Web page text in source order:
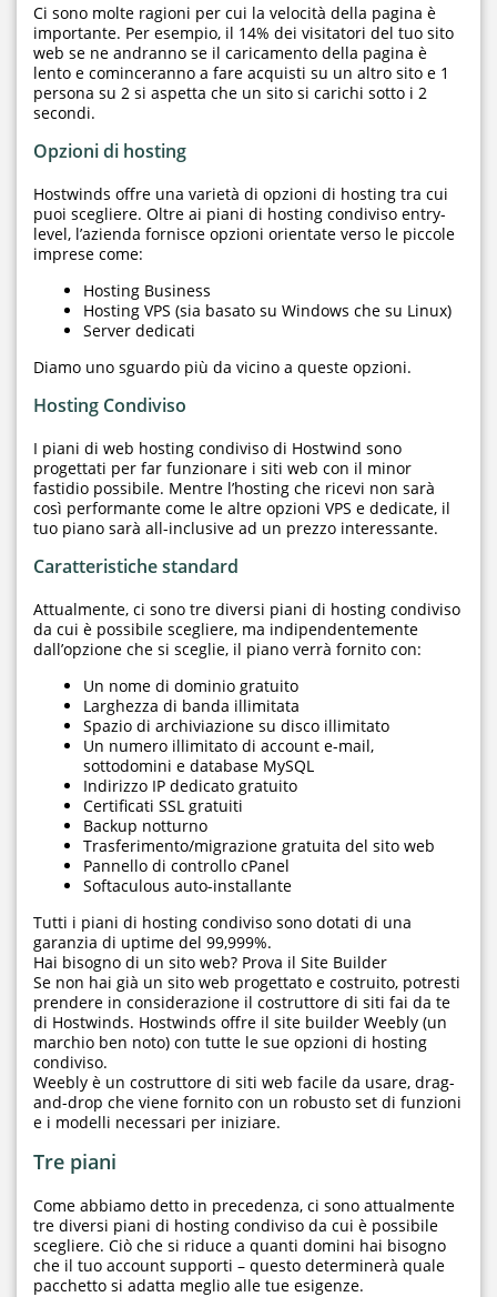
Ci sono molte ragioni per cui la velocità della pagina è
importante. Per esempio, il 14% dei visitatori del tuo sito
web se ne andranno se il caricamento della pagina è
lento e cominceranno a fare acquisti su un altro sito e 1
persona su 2 si aspetta che un sito si carichi sotto i 2
secondi.
Opzioni di hosting
Hostwinds offre una varietà di opzioni di hosting tra cui
puoi scegliere. Oltre ai piani di hosting condiviso entry-
level, l’azienda fornisce opzioni orientate verso le piccole
imprese come:
Hosting Business
Hosting VPS (sia basato su Windows che su Linux)
Server dedicati
Diamo uno sguardo più da vicino a queste opzioni.
Hosting Condiviso
I piani di web hosting condiviso di Hostwind sono
progettati per far funzionare i siti web con il minor
fastidio possibile. Mentre l’hosting che ricevi non sarà
così performante come le altre opzioni VPS e dedicate, il
tuo piano sarà all-inclusive ad un prezzo interessante.
Caratteristiche standard
Attualmente, ci sono tre diversi piani di hosting condiviso
da cui è possibile scegliere, ma indipendentemente
dall’opzione che si sceglie, il piano verrà fornito con:
Un nome di dominio gratuito
Larghezza di banda illimitata
Spazio di archiviazione su disco illimitato
Un numero illimitato di account e-mail,
sottodomini e database MySQL
Indirizzo IP dedicato gratuito
Certificati SSL gratuiti
Backup notturno
Trasferimento/migrazione gratuita del sito web
Pannello di controllo cPanel
Softaculous auto-installante
Tutti i piani di hosting condiviso sono dotati di una
garanzia di uptime del 99,999%.
Hai bisogno di un sito web? Prova il Site Builder
Se non hai già un sito web progettato e costruito, potresti
prendere in considerazione il costruttore di siti fai da te
di Hostwinds. Hostwinds offre il site builder Weebly (un
marchio ben noto) con tutte le sue opzioni di hosting
condiviso.
Weebly è un costruttore di siti web facile da usare, drag-
and-drop che viene fornito con un robusto set di funzioni
e i modelli necessari per iniziare.
Tre piani
Come abbiamo detto in precedenza, ci sono attualmente
tre diversi piani di hosting condiviso da cui è possibile
scegliere. Ciò che si riduce a quanti domini hai bisogno
che il tuo account supporti – questo determinerà quale
pacchetto si adatta meglio alle tue esigenze.